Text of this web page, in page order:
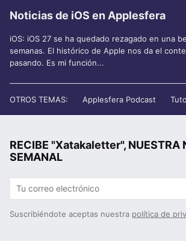
Noticias de iOS en Applesfera
iOS: iOS 27 se ha quedado rezagado en una
semanas. El histórico de Apple nos da el
pasando. Es mi función...
OTROS TEMAS: Applesfera Podcast
RECIBE "Xatakaletter", NUESTRA
SEMANAL
Suscribiéndote aceptas nuestra política de